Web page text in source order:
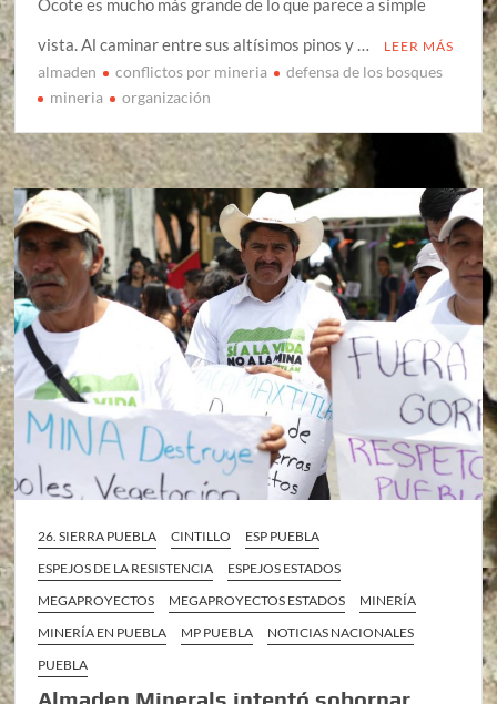
Ocote es mucho más grande de lo que parece a simple
vista. Al caminar entre sus altísimos pinos y …
LEER MÁS
almaden conflictos por mineria
defensa de los bosques
mineria
organización
26. SIERRA PUEBLA CINTILLO
ESP PUEBLA
ESPEJOS DE LA RESISTENCIA
ESPEJOS ESTADOS
MEGAPROYECTOS
MEGAPROYECTOS ESTADOS
MINERÍA
MINERÍA EN PUEBLA
MP PUEBLA
NOTICIAS NACIONALES
PUEBLA
Almaden Minerals intentó sobornar